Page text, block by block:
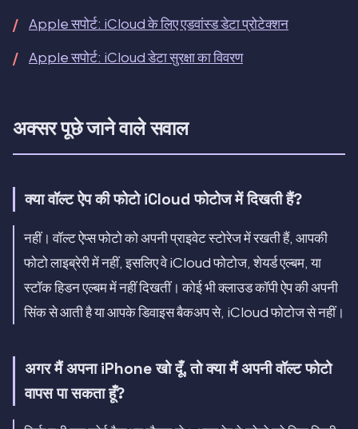
Apple सपोर्ट: iCloud के लिए एडवांस्ड डेटा प्रोटेक्शन
Apple सपोर्ट: iCloud डेटा सुरक्षा का विवरण
अक्सर पूछे जाने वाले सवाल
क्या वॉल्ट ऐप की फोटो iCloud फोटोज में दिखती हैं?
नहीं। वॉल्ट ऐप्स फोटो को अपनी प्राइवेट स्टोरेज में रखती हैं, आपकी
फोटो लाइब्रेरी में नहीं, इसलिए वे iCloud फोटोज, शेयर्ड एल्बम, या
स्टॉक हिडन एल्बम में नहीं दिखतीं। कोई भी क्लाउड कॉपी ऐप की अपनी
सिंक से आती है या आपके डिवाइस बैकअप से, iCloud फोटोज से नहीं।
अगर मैं अपना iPhone खो दूँ, तो क्या मैं अपनी वॉल्ट फोटो
वापस पा सकता हूँ?